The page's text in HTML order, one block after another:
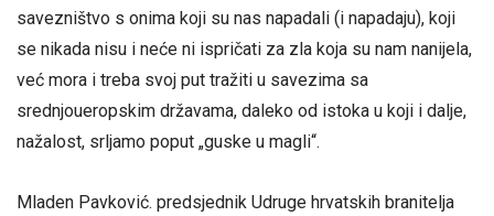
savezništvo s onima koji su nas napadali (i napadaju), koji
se nikada nisu i neće ni ispričati za zla koja su nam nanijela,
već mora i treba svoj put tražiti u savezima sa
srednjoueropskim državama, daleko od istoka u koji i dalje,
nažalost, srljamo poput „guske u magli“.
Mladen Pavković. predsjednik Udruge hrvatskih branitelja